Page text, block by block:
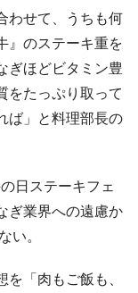
わせて、うちも何
』のステーキ重を
ぎほどビタミン豊
をたっぷり取って
ば」と料理部長の
日ステーキフェ
ぎ業界への遠慮か
い。
「肉もご飯も、